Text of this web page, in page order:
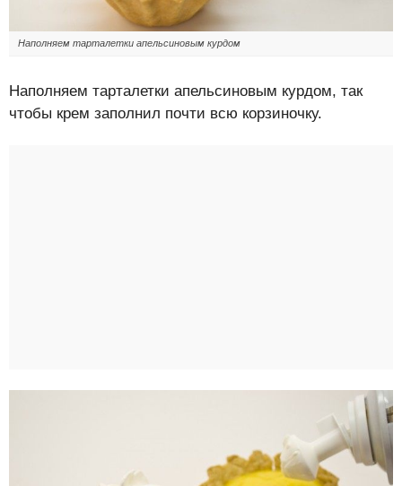
Наполняем тарталетки апельсиновым курдом
Наполняем тарталетки апельсиновым курдом, так
чтобы крем заполнил почти всю корзиночку.